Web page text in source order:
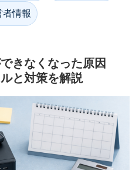
者情報
きなくなった原因
と対策を解説